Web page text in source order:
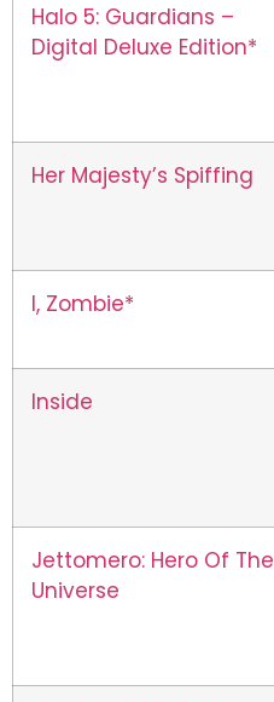
Halo 5: Guardians –
Digital Deluxe Edition*
Her Majesty’s Spiffing
I, Zombie*
Inside
Jettomero: Hero Of The
Universe